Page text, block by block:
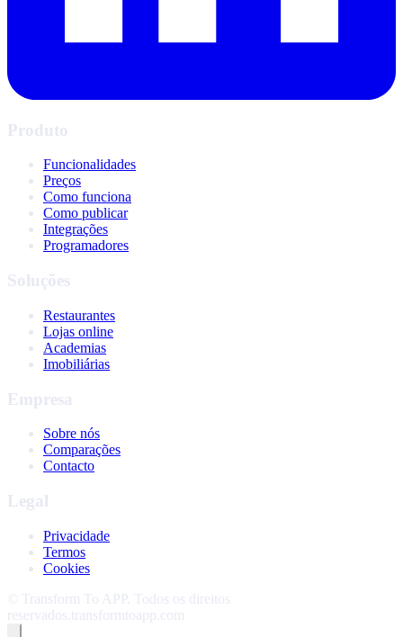
Produto
Funcionalidades
Preços
Como funciona
Como publicar
Integrações
Programadores
Soluções
Restaurantes
Lojas online
Academias
Imobiliárias
Empresa
Sobre nós
Comparações
Contacto
Legal
Privacidade
Termos
Cookies
©
Transform To APP .
Todos os direitos
reservados.
transformtoapp.com